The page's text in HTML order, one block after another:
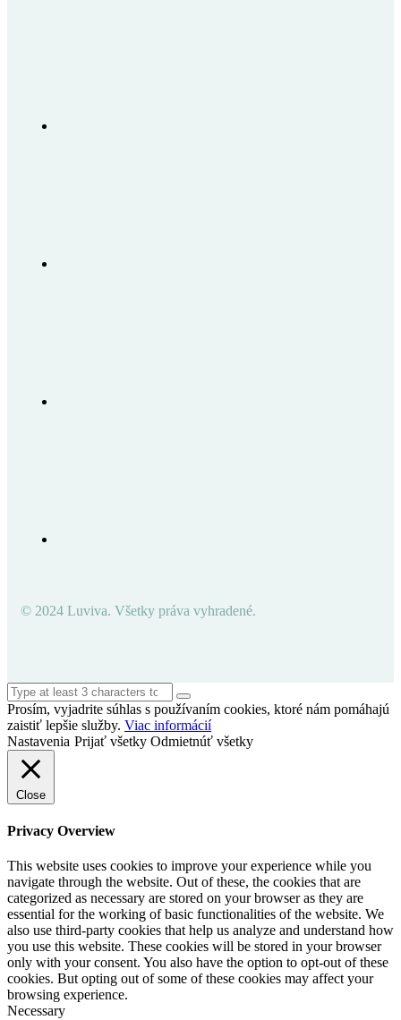
© 2024 Luviva. Všetky práva vyhradené.
Prosím, vyjadrite súhlas s používaním cookies, ktoré nám pomáhajú
zaistiť lepšie služby. Viac informácií
Nastavenia Prijať všetky Odmietnúť všetky
Close
Privacy Overview
This website uses cookies to improve your experience while you
navigate through the website. Out of these, the cookies that are
categorized as necessary are stored on your browser as they are
essential for the working of basic functionalities of the website. We
also use third-party cookies that help us analyze and understand how
you use this website. These cookies will be stored in your browser
only with your consent. You also have the option to opt-out of these
cookies. But opting out of some of these cookies may affect your
browsing experience.
Necessary